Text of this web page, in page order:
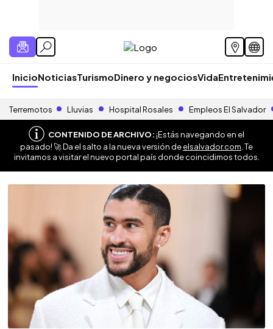
InicioNoticiasTurismoDinero y negociosVida
Terremotos Lluvias Hospital Rosales Empleos El Salvador
CONTENIDO DE ARCHIVO:¡Estás navegando en el
pasado! 🚀 Da el salto a la nueva versión deelsalvador.com . Te
invitamos a visitar el nuevo portal país donde coincidimos todos.